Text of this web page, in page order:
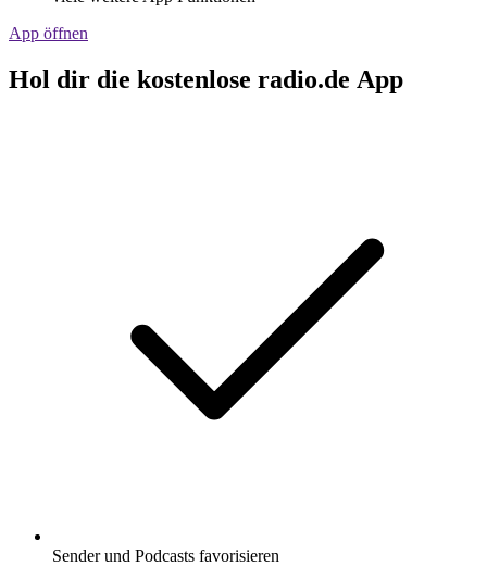
App öffnen
Hol dir die kostenlose radio.de App
Sender und Podcasts favorisieren